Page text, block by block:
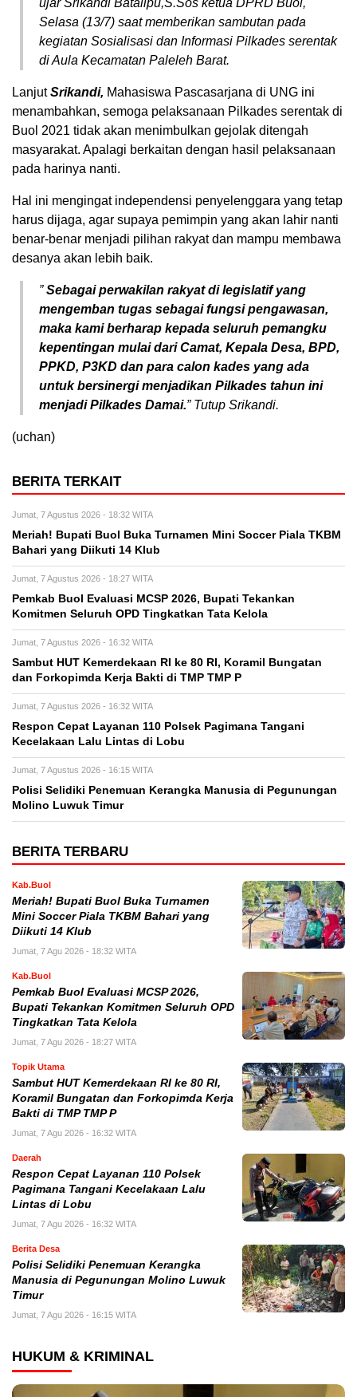
Selasa (13/7) saat memberikan sambutan pada
kegiatan Sosialisasi dan Informasi Pilkades serentak
di Aula Kecamatan Paleleh Barat.
LanjutSrikandi, Mahasiswa Pascasarjana di UNG ini
menambahkan, semoga pelaksanaan Pilkades serentak di
Buol 2021 tidak akan menimbulkan gejolak ditengah
masyarakat. Apalagi berkaitan dengan hasil pelaksanaan
pada harinya nanti.
Hal ini mengingat independensi penyelenggara yang tetap
harus dijaga, agar supaya pemimpin yang akan lahir nanti
benar-benar menjadi pilihan rakyat dan mampu membawa
desanya akan lebih baik.
”Sebagai perwakilan rakyat di legislatif yang
mengemban tugas sebagai fungsi pengawasan,
maka kami berharap kepada seluruh pemangku
kepentingan mulai dari Camat, Kepala Desa, BPD,
PPKD, P3KD dan para calon kades yang ada
untuk bersinergi menjadikan Pilkades tahun ini
menjadi Pilkades Damai.” Tutup Srikandi.
(uchan)
BERITA TERKAIT
Jumat, 7 Agustus 2026 - 18:32 WITA
Meriah! Bupati Buol Buka Turnamen Mini Soccer Piala TKBM
Bahari yang Diikuti 14 Klub
Jumat, 7 Agustus 2026 - 18:27 WITA
Pemkab Buol Evaluasi MCSP 2026, Bupati Tekankan
Komitmen Seluruh OPD Tingkatkan Tata Kelola
Jumat, 7 Agustus 2026 - 16:32 WITA
Sambut HUT Kemerdekaan RI ke 80 RI, Koramil Bungatan
dan Forkopimda Kerja Bakti di TMP TMP P
Jumat, 7 Agustus 2026 - 16:32 WITA
Respon Cepat Layanan 110 Polsek Pagimana Tangani
Kecelakaan Lalu Lintas di Lobu
Jumat, 7 Agustus 2026 - 16:15 WITA
Polisi Selidiki Penemuan Kerangka Manusia di Pegunungan
Molino Luwuk Timur
BERITA TERBARU
Kab.Buol
Meriah! Bupati Buol Buka Turnamen
Mini Soccer Piala TKBM Bahari yang
Diikuti 14 Klub
Jumat, 7 Agu 2026 - 18:32 WITA
Kab.Buol
Pemkab Buol Evaluasi MCSP 2026,
Bupati Tekankan Komitmen Seluruh OPD
Tingkatkan Tata Kelola
Jumat, 7 Agu 2026 - 18:27 WITA
Topik Utama
Sambut HUT Kemerdekaan RI ke 80 RI,
Koramil Bungatan dan Forkopimda Kerja
Bakti di TMP TMP P
Jumat, 7 Agu 2026 - 16:32 WITA
Daerah
Respon Cepat Layanan 110 Polsek
Pagimana Tangani Kecelakaan Lalu
Lintas di Lobu
Jumat, 7 Agu 2026 - 16:32 WITA
Berita Desa
Polisi Selidiki Penemuan Kerangka
Manusia di Pegunungan Molino Luwuk
Timur
Jumat, 7 Agu 2026 - 16:15 WITA
HUKUM & KRIMINAL